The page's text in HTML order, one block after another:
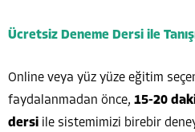
Ücretsiz Deneme Dersi ile
Online veya yüz yüze eğitim
faydalanmadan önce, 15-20
dersi ile sistemimizi birebir